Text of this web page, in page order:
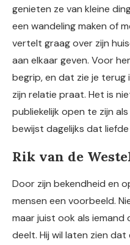
genieten ze van kleine
een wandeling maken of
vertelt graag over zijn
aan elkaar geven. Voor
begrip, en dat zie je terug
zijn relatie praat. Het is
publiekelijk open te zijn
bewijst dagelijks dat
Rik van de
Door zijn bekendheid en
mensen een voorbeeld.
maar juist ook als iemand
deelt. Hij wil laten zien